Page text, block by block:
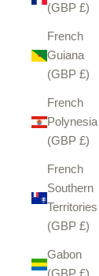
(GBP £)
French
Guiana
(GBP £)
French
Polynesia
(GBP £)
French
Southern
Territories
(GBP £)
Gabon
(GBP £)